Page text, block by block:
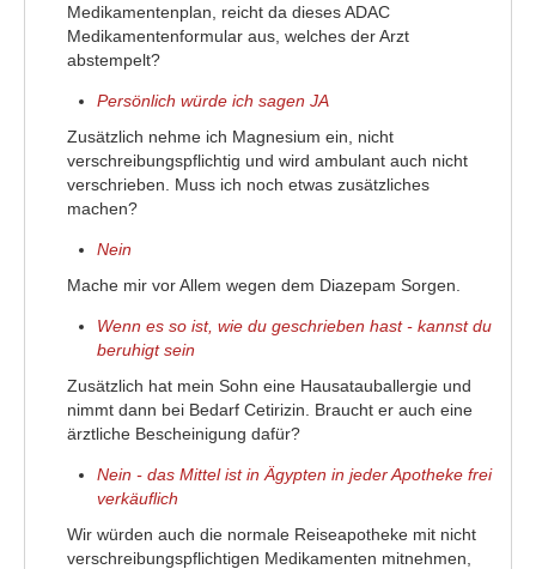
Medikamentenplan, reicht da dieses ADAC
Medikamentenformular aus, welches der Arzt
abstempelt?
Persönlich würde ich sagen JA
Zusätzlich nehme ich Magnesium ein, nicht
verschreibungspflichtig und wird ambulant auch nicht
verschrieben. Muss ich noch etwas zusätzliches
machen?
Nein
Mache mir vor Allem wegen dem Diazepam Sorgen.
Wenn es so ist, wie du geschrieben hast - kannst du
beruhigt sein
Zusätzlich hat mein Sohn eine Hausatauballergie und
nimmt dann bei Bedarf Cetirizin. Braucht er auch eine
ärztliche Bescheinigung dafür?
Nein - das Mittel ist in Ägypten in jeder Apotheke frei
verkäuflich
Wir würden auch die normale Reiseapotheke mit nicht
verschreibungspflichtigen Medikamenten mitnehmen,